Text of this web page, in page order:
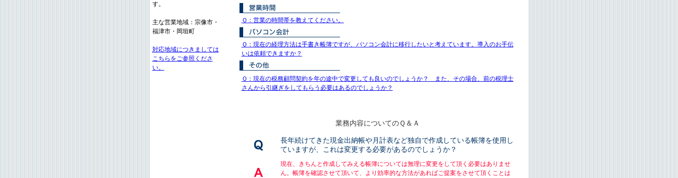
す。
主な営業地域：宗像市・
福津市・岡垣町
対応地域につきましては
こちらをご参照くださ
い。
Ｑ：営業の時間帯を教えてください。
Ｑ：現在の経理方法は手書き帳簿ですが、パソコン会計に移行したいと考えています。導入のお手伝
いは依頼できますか？
Ｑ：現在の税務顧問契約を年の途中で変更しても良いのでしょうか？ また、その場合、前の税理士
さんから引継ぎをしてもらう必要はあるのでしょうか？
業務内容についてのＱ＆Ａ
長年続けてきた現金出納帳や月計表など独自で作成している帳簿を使用し
ていますが、これは変更する必要があるのでしょうか？
現在、きちんと作成してみえる帳簿については無理に変更をして頂く必要はありませ
ん。帳簿を確認させて頂いて、より効率的な方法があればご提案をさせて頂くことは